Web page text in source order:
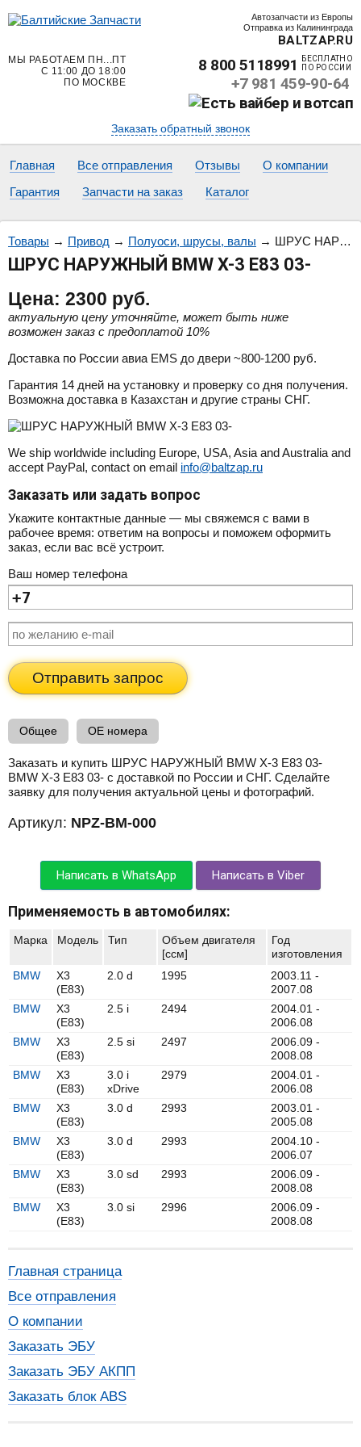
Автозапчасти из Европы
Отправка из Калининграда
BALTZAP.RU
МЫ РАБОТАЕМ ПН...ПТ
С 11:00 ДО 18:00
ПО МОСКВЕ
8 800 5118991
БЕСПЛАТНО
ПО РОССИИ
+7 981 459-90-64
Заказать обратный звонок
Главная Все отправления Отзывы
О компании
Гарантия
Запчасти на заказ Каталог
Товары → Привод → Полуоси, шрусы, валы → ШРУС НАРУЖНЫЙ BMW X-3 E83 03-
ШРУС НАРУЖНЫЙ BMW X-3 E83 03-
Цена: 2300 руб.
актуальную цену уточняйте, может быть ниже
возможен заказ с предоплатой 10%
Доставка по России авиа EMS до двери ~800-1200 руб.
Гарантия 14 дней на установку и проверку со дня получения.
Возможна доставка в Казахстан и другие страны СНГ.
We ship worldwide including Europe, USA, Asia and Australia and
accept PayPal, contact on email info@baltzap.ru
Заказать или задать вопрос
Укажите контактные данные — мы свяжемся с вами в
рабочее время: ответим на вопросы и поможем оформить
заказ, если вас всё устроит.
Ваш номер телефона
Отправить запрос
Общее OE номера
Заказать и купить ШРУС НАРУЖНЫЙ BMW X-3 E83 03-
BMW X-3 E83 03- с доставкой по России и СНГ. Сделайте
заявку для получения актуальной цены и фотографий.
Артикул: NPZ-BM-000
Написать в WhatsApp Написать в Viber
Применяемость в автомобилях:
Марка Модель Тип
Объем двигателя
[ccм]
Год
изготовления
BMW
X3
(E83)
2.0 d 1995
2003.11 -
2007.08
BMW
X3
(E83)
2.5 i 2494
2004.01 -
2006.08
BMW
X3
(E83)
2.5 si 2497
2006.09 -
2008.08
BMW
X3
(E83)
3.0 i
xDrive
2979
2004.01 -
2006.08
BMW
X3
(E83)
3.0 d 2993
2003.01 -
2005.08
BMW
X3
(E83)
3.0 d 2993
2004.10 -
2006.07
BMW
X3
(E83)
3.0 sd 2993
2006.09 -
2008.08
BMW
X3
(E83)
3.0 si 2996
2006.09 -
2008.08
Главная страница
Все отправления
О компании
Заказать ЭБУ
Заказать ЭБУ АКПП
Заказать блок ABS